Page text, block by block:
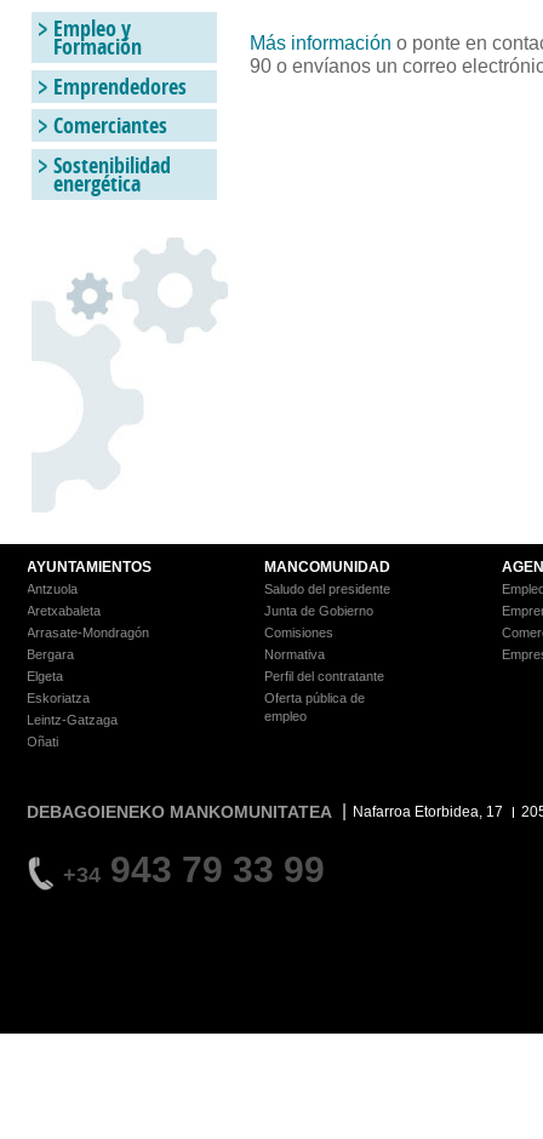
Más información o ponte en
90 o envíanos un correo
Empleo y
Formación
Emprendedores
Comerciantes
Sostenibilidad
energética
AYUNTAMIENTOS
Antzuola
Aretxabaleta
Arrasate-Mondragón
Bergara
Elgeta
Eskoriatza
Leintz-Gatzaga
Oñati
MANCOMUNIDAD
Saludo del presidente
Junta de Gobierno
Comisiones
Normativa
Perfil del contratante
Oferta pública de
empleo
DEBAGOIENEKO MANKOMUNITATEA Nafarroa Etorbidea, 17
+34 943 79 33 99